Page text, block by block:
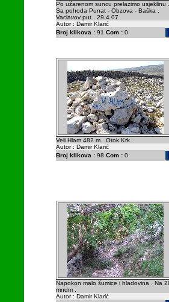
Po užarenom suncu prelazimo usjeklinu .
Sa pohoda Punat - Obzova - Baška .
Vaclavov put . 29.4.07
Autor : Damir Klarić
Broj klikova :91 Com :0
Veli Hlam 482 m . Otok Krk .
Autor : Damir Klarić
Broj klikova :98 Com :0
Napokon malo šumice i hladovina . Na
mndm .
Autor : Damir Klarić